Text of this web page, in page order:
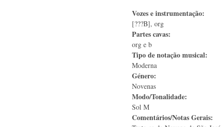
Vozes e instrumentação:
[???B], org
Partes cavas:
org e b
Tipo de notação musical:
Moderna
Género:
Novenas
Modo/Tonalidade:
Sol M
Comentários/Notas Gerais: